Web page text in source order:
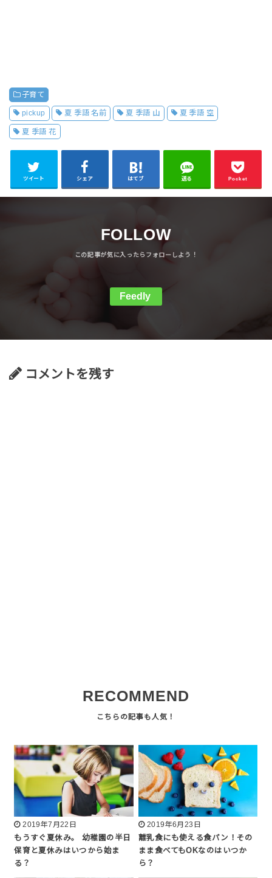
子育て
pickup 夏 季語 名前 夏 季語 山 夏 季語 空
夏 季語 花
ツイート シェア はてブ 送る Pocket
FOLLOW
Feedly
コメントを残す
RECOMMEND
2019年7月22日
もうすぐ夏休み。 幼稚園の半日
保育と夏休みはいつから始ま
る？
2019年6月23日
離乳食にも使える食パン！その
まま食べてもOKなのはいつか
ら？